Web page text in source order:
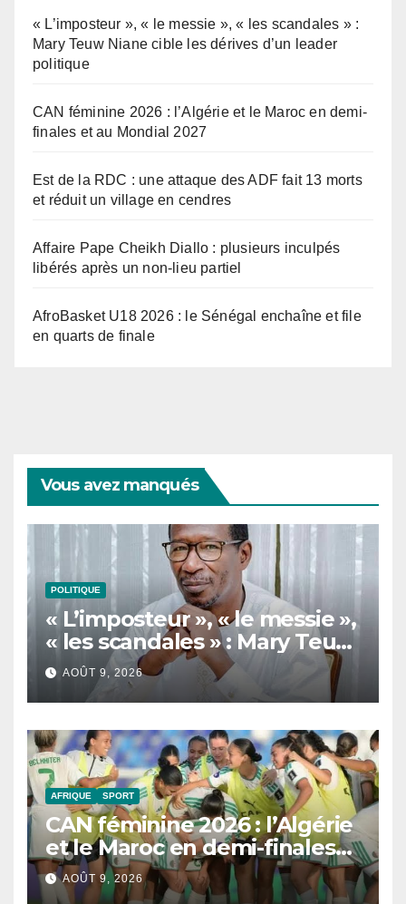
« L’imposteur », « le messie », « les scandales » :
Mary Teuw Niane cible les dérives d’un leader
politique
CAN féminine 2026 : l’Algérie et le Maroc en demi-
finales et au Mondial 2027
Est de la RDC : une attaque des ADF fait 13 morts
et réduit un village en cendres
Affaire Pape Cheikh Diallo : plusieurs inculpés
libérés après un non-lieu partiel
AfroBasket U18 2026 : le Sénégal enchaîne et file
en quarts de finale
Vous avez manqués
POLITIQUE
« L’imposteur », « le messie »,
« les scandales » : Mary Teuw
Niane cible les dérives d’un
leader politique
AOÛT 9, 2026
AFRIQUE SPORT
CAN féminine 2026 : l’Algérie
et le Maroc en demi-finales
et au Mondial 2027
AOÛT 9, 2026